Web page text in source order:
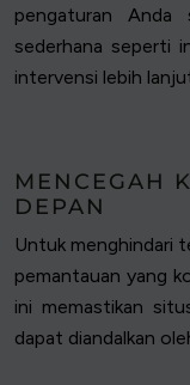
pengaturan Anda
sederhana seperti
intervensi lebih
MENCEGAH
DEPAN
Untuk menghindari
pemantauan yang
ini memastikan
dapat diandalkan